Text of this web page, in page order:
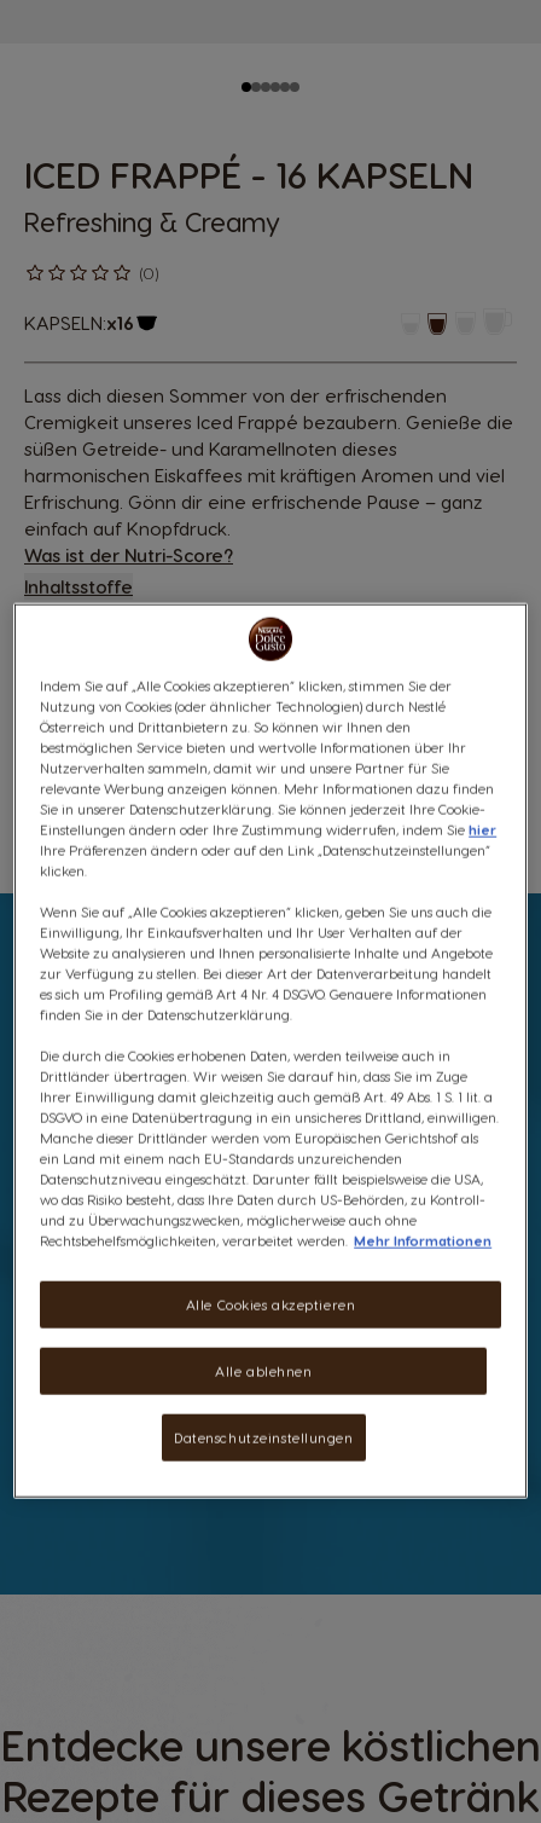
ICED FRAPPÉ - 16 KAPSELN
Refreshing & Creamy
(0)
KAPSELN:x16
Lass dich diesen Sommer von der erfrischenden
Cremigkeit unseres Iced Frappé bezaubern. Genieße die
süßen Getreide- und Karamellnoten dieses
harmonischen Eiskaffees mit kräftigen Aromen und viel
Erfrischung. Gönn dir eine erfrischende Pause – ganz
einfach auf Knopfdruck.
Was ist der Nutri-Score?
Inhaltsstoffe
Kostenloser Versand ab 30 €
Wunschliste
Wunschzettel
EIN KRÄFTIGER,
SPANNENDER EISKAFFEE
Suchst du nach einem erfrischenden Eiskaffee? Unser Iced
Frappé bietet einen intensiven Geschmack, eine cremige
Textur und eine schöne Crema, die sich über das Eis legt.
Aktiviere die Kalt-Extraktion und trinke den Kaffee schwarz
oder füge Milch deiner Wahl hinzu, um ein cremigeres
Entdecke unsere köstlichen
Rezepte für dieses Getränk
Indem Sie auf „Alle Cookies akzeptieren“ klicken, stimmen Sie der
Nutzung von Cookies (oder ähnlicher Technologien) durch Nestlé
Österreich und Drittanbietern zu. So können wir Ihnen den
bestmöglichen Service bieten und wertvolle Informationen über Ihr
Nutzerverhalten sammeln, damit wir und unsere Partner für Sie
relevante Werbung anzeigen können. Mehr Informationen dazu finden
Sie in unserer Datenschutzerklärung. Sie können jederzeit Ihre Cookie-
Einstellungen ändern oder Ihre Zustimmung widerrufen, indem Siehier
Ihre Präferenzen ändern oder auf den Link „Datenschutzeinstellungen“
klicken.
Wenn Sie auf „Alle Cookies akzeptieren“ klicken, geben Sie uns auch die
Einwilligung, Ihr Einkaufsverhalten und Ihr User Verhalten auf der
Website zu analysieren und Ihnen personalisierte Inhalte und Angebote
zur Verfügung zu stellen. Bei dieser Art der Datenverarbeitung handelt
es sich um Profiling gemäß Art 4 Nr. 4 DSGVO. Genauere Informationen
finden Sie in der Datenschutzerklärung.
Die durch die Cookies erhobenen Daten, werden teilweise auch in
Drittländer übertragen. Wir weisen Sie darauf hin, dass Sie im Zuge
Ihrer Einwilligung damit gleichzeitig auch gemäß Art. 49 Abs. 1 S. 1 lit. a
DSGVO in eine Datenübertragung in ein unsicheres Drittland, einwilligen.
Manche dieser Drittländer werden vom Europäischen Gerichtshof als
ein Land mit einem nach EU-Standards unzureichenden
Datenschutzniveau eingeschätzt. Darunter fällt beispielsweise die USA,
wo das Risiko besteht, dass Ihre Daten durch US-Behörden, zu Kontroll-
und zu Überwachungszwecken, möglicherweise auch ohne
Rechtsbehelfsmöglichkeiten, verarbeitet werden.
Mehr Informationen
Alle ablehnen
Alle Cookies akzeptieren
Datenschutzeinstellungen